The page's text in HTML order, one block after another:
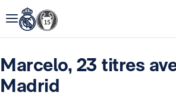
Marcelo, 23 titres
Madrid